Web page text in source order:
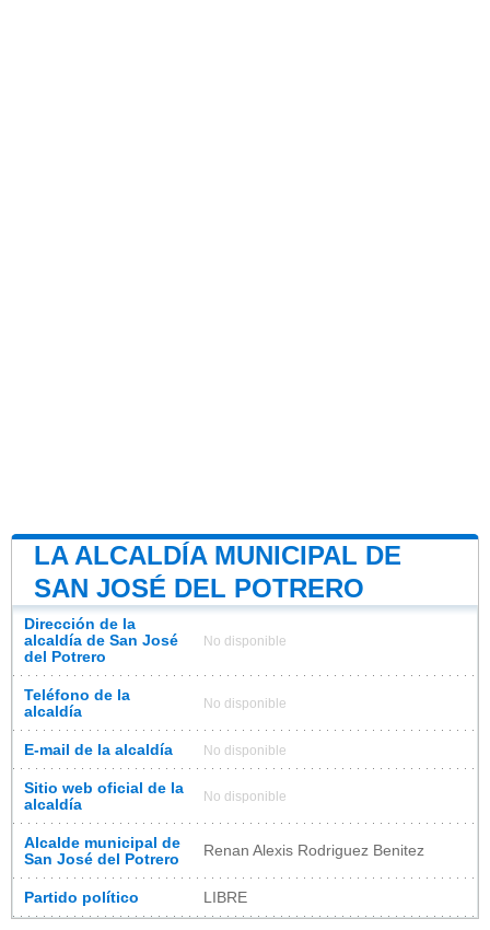
LA ALCALDÍA MUNICIPAL DE
SAN JOSÉ DEL POTRERO
Dirección de la
alcaldía de San José
del Potrero
No disponible
Teléfono de la
alcaldía
No disponible
E-mail de la alcaldía No disponible
Sitio web oficial de la
alcaldía
No disponible
Alcalde municipal de
San José del Potrero
Renan Alexis Rodriguez Benitez
Partido político LIBRE